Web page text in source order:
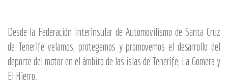
Desde la Federación Interinsular de Automovilismo de Santa Cruz
de Tenerife velamos, protegemos y promovemos el desarrollo del
deporte del motor en el ámbito de las islas de Tenerife, La Gomera y
El Hierro.